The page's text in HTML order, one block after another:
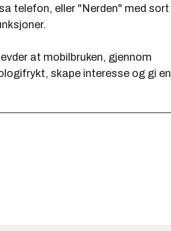
telefon, eller "Nerden" med sort
at mobilbruken, gjennom
skape interesse og gi en